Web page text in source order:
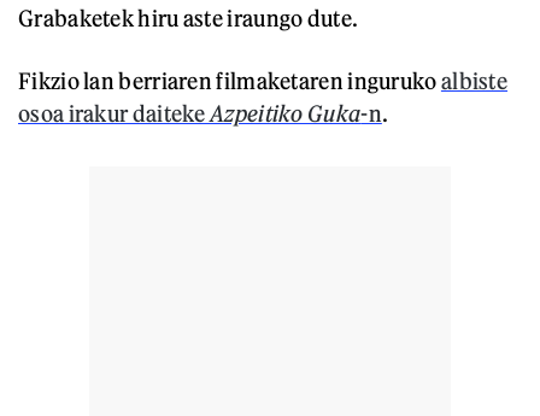
Grabaketek hiru aste iraungo dute.
Fikzio lan berriaren filmaketaren ingurukoalbiste
osoa irakur daitekeAzpeitiko Guka-n.